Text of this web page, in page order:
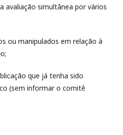
avaliação simultânea por vários
ou manipulados em relação à
que já tenha sido
(sem informar o comitê